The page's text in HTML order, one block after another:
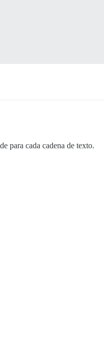
para cada cadena de texto.